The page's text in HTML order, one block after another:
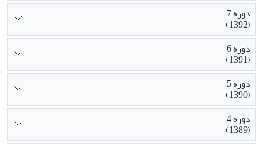
دوره 7
(1392)
دوره 6
(1391)
دوره 5
(1390)
دوره 4
(1389)